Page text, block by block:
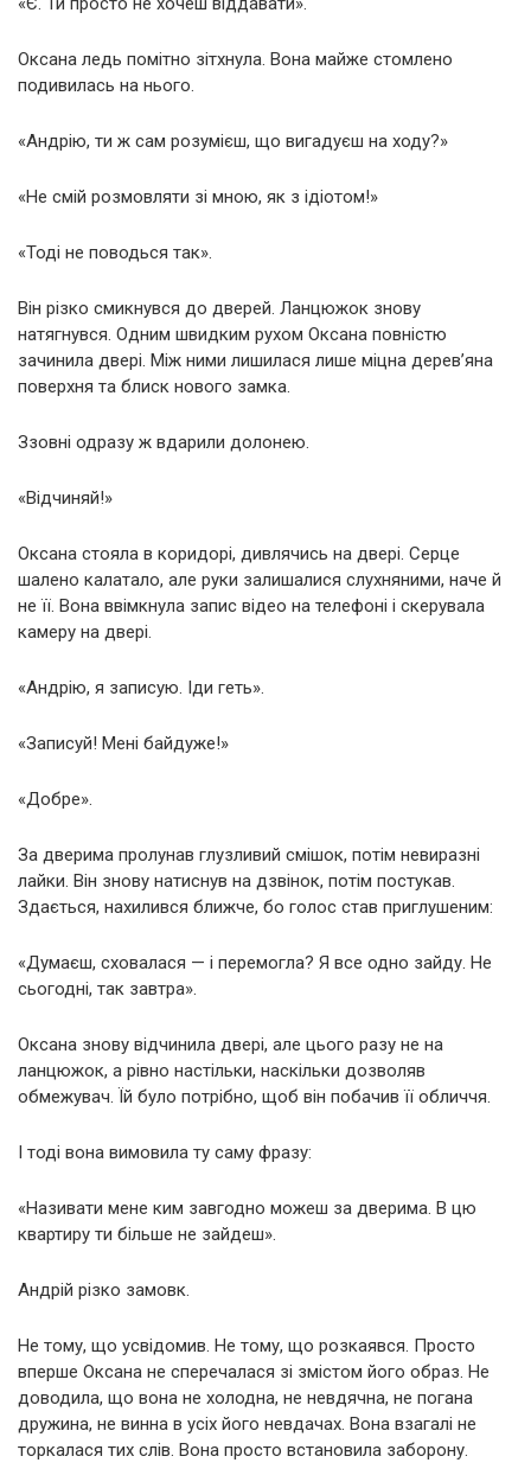
Оксана ледь помітно зітхнула. Вона майже стомлено
подивилась на нього.
«Андрію, ти ж сам розумієш, що вигадуєш на ходу?»
«Не смій розмовляти зі мною, як з ідіотом!»
«Тоді не поводься так».
Він різко смикнувся до дверей. Ланцюжок знову
натягнувся. Одним швидким рухом Оксана повністю
зачинила двері. Між ними лишилася лише міцна дерев’яна
поверхня та блиск нового замка.
Ззовні одразу ж вдарили долонею.
«Відчиняй!»
Оксана стояла в коридорі, дивлячись на двері. Серце
шалено калатало, але руки залишалися слухняними, наче й
не її. Вона ввімкнула запис відео на телефоні і скерувала
камеру на двері.
«Андрію, я записую. Іди геть».
«Записуй! Мені байдуже!»
«Добре».
За дверима пролунав глузливий смішок, потім невиразні
лайки. Він знову натиснув на дзвінок, потім постукав.
Здається, нахилився ближче, бо голос став приглушеним:
«Думаєш, сховалася — і перемогла? Я все одно зайду. Не
сьогодні, так завтра».
Оксана знову відчинила двері, але цього разу не на
ланцюжок, а рівно настільки, наскільки дозволяв
обмежувач. Їй було потрібно, щоб він побачив її обличчя.
І тоді вона вимовила ту саму фразу:
«Називати мене ким завгодно можеш за дверима. В цю
квартиру ти більше не зайдеш».
Андрій різко замовк.
Не тому, що усвідомив. Не тому, що розкаявся. Просто
вперше Оксана не сперечалася зі змістом його образ. Не
доводила, що вона не холодна, не невдячна, не погана
дружина, не винна в усіх його невдачах. Вона взагалі не
торкалася тих слів. Вона просто встановила заборону.